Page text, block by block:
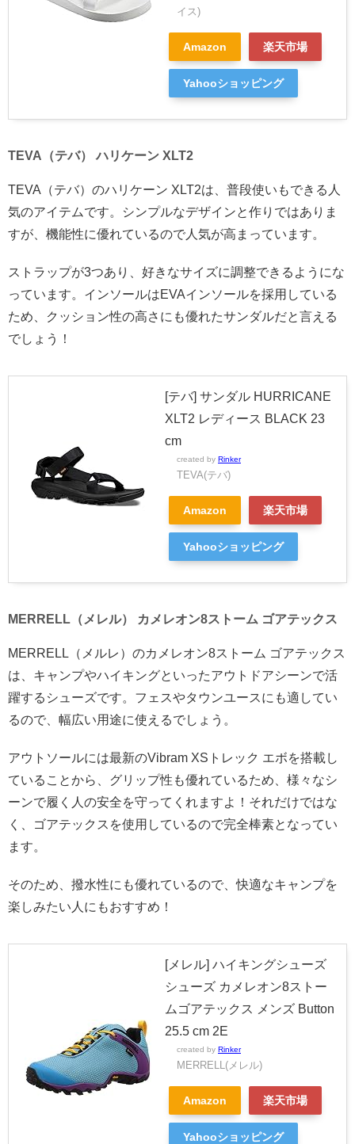
イス)
Amazon 楽天市場
Yahooショッピング
TEVA（テバ） ハリケーン XLT2
TEVA（テバ）のハリケーン XLT2は、普段使いもできる人
気のアイテムです。シンプルなデザインと作りではありま
すが、機能性に優れているので人気が高まっています。
ストラップが3つあり、好きなサイズに調整できるようにな
っています。インソールはEVAインソールを採用している
ため、クッション性の高さにも優れたサンダルだと言える
でしょう！
[テバ] サンダル HURRICANE
XLT2 レディース BLACK 23
cm
created by Rinker
TEVA(テバ)
Amazon 楽天市場
Yahooショッピング
MERRELL（メレル） カメレオン8ストーム ゴアテックス
MERRELL（メルレ）のカメレオン8ストーム ゴアテックス
は、キャンプやハイキングといったアウトドアシーンで活
躍するシューズです。フェスやタウンユースにも適してい
るので、幅広い用途に使えるでしょう。
アウトソールには最新のVibram XSトレック エボを搭載し
ていることから、グリップ性も優れているため、様々なシ
ーンで履く人の安全を守ってくれますよ！それだけではな
く、ゴアテックスを使用しているので完全棒素となってい
ます。
そのため、撥水性にも優れているので、快適なキャンプを
楽しみたい人にもおすすめ！
[メレル] ハイキングシューズ
シューズ カメレオン8ストー
ムゴアテックス メンズ Button
25.5 cm 2E
created by Rinker
MERRELL(メレル)
Amazon 楽天市場
Yahooショッピング